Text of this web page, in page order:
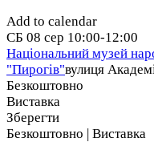
Add to calendar
СБ 08 сер 10:00-12:00
Національний музей
"Пирогів"вулиця
Безкоштовно
Виставка
Зберегти
Безкоштовно | Виставка